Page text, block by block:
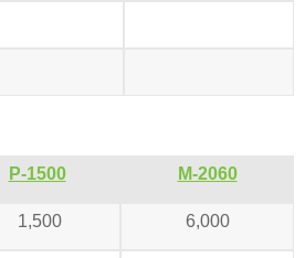
P-1500 M-2060
1,500 6,000